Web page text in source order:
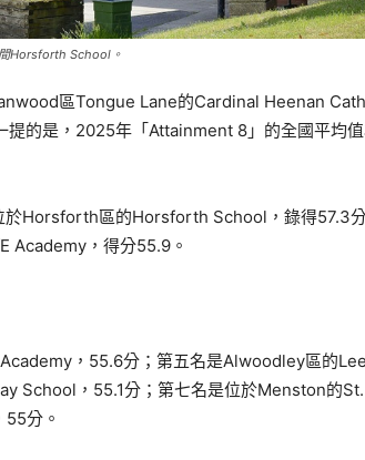
Horsforth School。
區Tongue Lane的Cardinal Heenan
提的是，2025年「Attainment 8」的全國平均
於Horsforth區的Horsforth School，錄得57.3
Academy，得分55.9。
，55.6分；第五名是Alwoodley區的
School，55.1分；第七名是位於Menston的
分。